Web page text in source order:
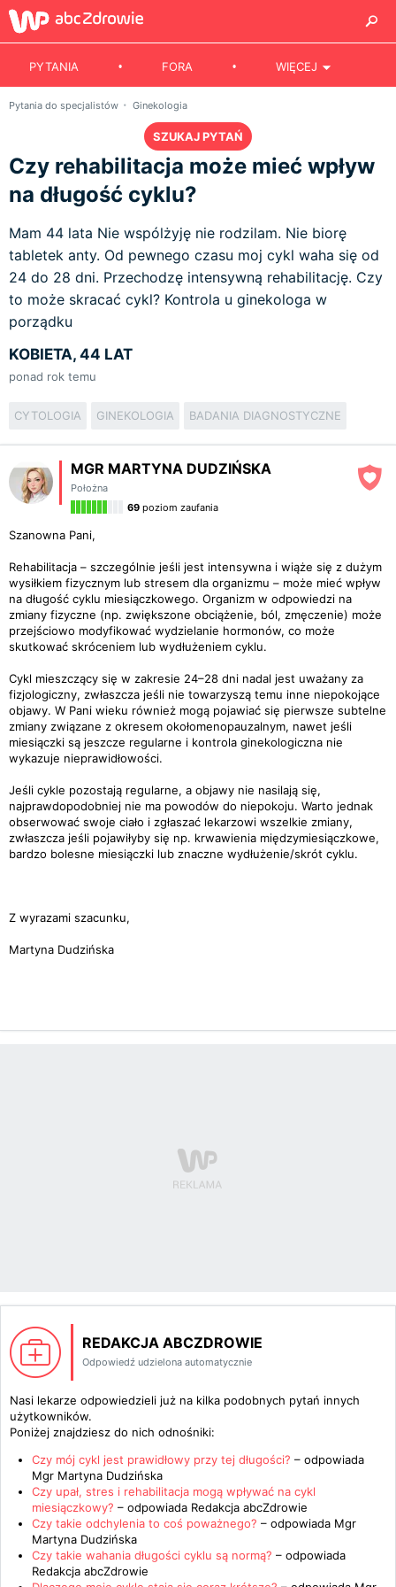
PYTANIA FORA WIĘCEJ
Pytania do specjalistów Ginekologia
SZUKAJ PYTAŃ
Czy rehabilitacja może mieć wpływ
na długość cyklu?
Mam 44 lata Nie wspólżyję nie rodzilam. Nie biorę
tabletek anty. Od pewnego czasu moj cykl waha się od
24 do 28 dni. Przechodzę intensywną rehabilitację. Czy
to może skracać cykl? Kontrola u ginekologa w
porządku
KOBIETA, 44 LAT
ponad rok temu
CYTOLOGIA GINEKOLOGIA BADANIA DIAGNOSTYCZNE
MGR MARTYNA DUDZIŃSKA
Położna
69 poziom zaufania
Szanowna Pani,
Rehabilitacja – szczególnie jeśli jest intensywna i wiąże się z dużym
wysiłkiem fizycznym lub stresem dla organizmu – może mieć wpływ
na długość cyklu miesiączkowego. Organizm w odpowiedzi na
zmiany fizyczne (np. zwiększone obciążenie, ból, zmęczenie) może
przejściowo modyfikować wydzielanie hormonów, co może
skutkować skróceniem lub wydłużeniem cyklu.
Cykl mieszczący się w zakresie 24–28 dni nadal jest uważany za
fizjologiczny, zwłaszcza jeśli nie towarzyszą temu inne niepokojące
objawy. W Pani wieku również mogą pojawiać się pierwsze subtelne
zmiany związane z okresem okołomenopauzalnym, nawet jeśli
miesiączki są jeszcze regularne i kontrola ginekologiczna nie
wykazuje nieprawidłowości.
Jeśli cykle pozostają regularne, a objawy nie nasilają się,
najprawdopodobniej nie ma powodów do niepokoju. Warto jednak
obserwować swoje ciało i zgłaszać lekarzowi wszelkie zmiany,
zwłaszcza jeśli pojawiłyby się np. krwawienia międzymiesiączkowe,
bardzo bolesne miesiączki lub znaczne wydłużenie/skrót cyklu.
Z wyrazami szacunku,
Martyna Dudzińska
REDAKCJA ABCZDROWIE
Odpowiedź udzielona automatycznie
Nasi lekarze odpowiedzieli już na kilka podobnych pytań innych
użytkowników.
Poniżej znajdziesz do nich odnośniki:
Czy mój cykl jest prawidłowy przy tej długości? – odpowiada
Mgr Martyna Dudzińska
Czy upał, stres i rehabilitacja mogą wpływać na cykl
miesiączkowy? – odpowiada Redakcja abcZdrowie
Czy takie odchylenia to coś poważnego? – odpowiada Mgr
Martyna Dudzińska
Czy takie wahania długości cyklu są normą? – odpowiada
Redakcja abcZdrowie